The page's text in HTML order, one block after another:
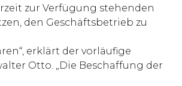
zur Verfügung stehenden
den Geschäftsbetrieb zu
erklärt der vorläufige
Otto. „Die Beschaffung der